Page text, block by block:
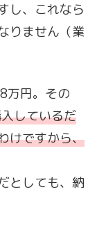
し、これなら
りません（業
万円。その
しているだ
けですから、
としても、納